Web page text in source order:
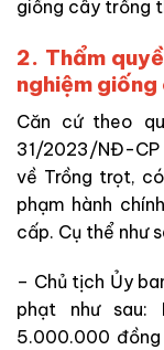
giống cây trồng
2. Thẩm
nghiệm
Căn cứ theo
31/2023/NĐ-CP
về Trồng trọt,
phạm hành
cấp. Cụ thể như
– Chủ tịch Ủy
phạt như
5.000.000